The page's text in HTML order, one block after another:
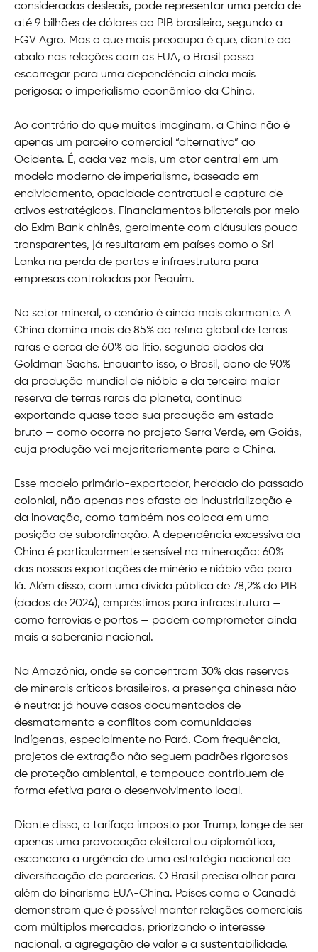
consideradas desleais, pode representar uma perda de
até 9 bilhões de dólares ao PIB brasileiro, segundo a
FGV Agro. Mas o que mais preocupa é que, diante do
abalo nas relações com os EUA, o Brasil possa
escorregar para uma dependência ainda mais
perigosa: o imperialismo econômico da China.
Ao contrário do que muitos imaginam, a China não é
apenas um parceiro comercial “alternativo” ao
Ocidente. É, cada vez mais, um ator central em um
modelo moderno de imperialismo, baseado em
endividamento, opacidade contratual e captura de
ativos estratégicos. Financiamentos bilaterais por meio
do Exim Bank chinês, geralmente com cláusulas pouco
transparentes, já resultaram em países como o Sri
Lanka na perda de portos e infraestrutura para
empresas controladas por Pequim.
No setor mineral, o cenário é ainda mais alarmante. A
China domina mais de 85% do refino global de terras
raras e cerca de 60% do lítio, segundo dados da
Goldman Sachs. Enquanto isso, o Brasil, dono de 90%
da produção mundial de nióbio e da terceira maior
reserva de terras raras do planeta, continua
exportando quase toda sua produção em estado
bruto — como ocorre no projeto Serra Verde, em Goiás,
cuja produção vai majoritariamente para a China.
Esse modelo primário-exportador, herdado do passado
colonial, não apenas nos afasta da industrialização e
da inovação, como também nos coloca em uma
posição de subordinação. A dependência excessiva da
China é particularmente sensível na mineração: 60%
das nossas exportações de minério e nióbio vão para
lá. Além disso, com uma dívida pública de 78,2% do PIB
(dados de 2024), empréstimos para infraestrutura —
como ferrovias e portos — podem comprometer ainda
mais a soberania nacional.
Na Amazônia, onde se concentram 30% das reservas
de minerais críticos brasileiros, a presença chinesa não
é neutra: já houve casos documentados de
desmatamento e conflitos com comunidades
indígenas, especialmente no Pará. Com frequência,
projetos de extração não seguem padrões rigorosos
de proteção ambiental, e tampouco contribuem de
forma efetiva para o desenvolvimento local.
Diante disso, o tarifaço imposto por Trump, longe de ser
apenas uma provocação eleitoral ou diplomática,
escancara a urgência de uma estratégia nacional de
diversificação de parcerias. O Brasil precisa olhar para
além do binarismo EUA-China. Países como o Canadá
demonstram que é possível manter relações comerciais
com múltiplos mercados, priorizando o interesse
nacional, a agregação de valor e a sustentabilidade.